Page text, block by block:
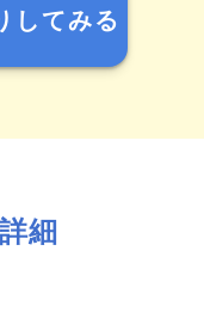
してみる
細